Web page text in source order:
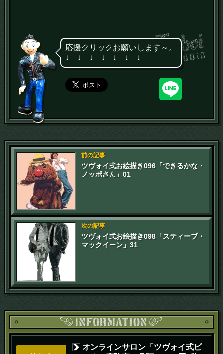
応援クリックお願いします～。
↓ ↓ ↓ ↓ ↓ ↓ ↓
前の記事
ツヴォイ式お絵描き096「できるかな・
ノッポさん」01
次の記事
ツヴォイ式お絵描き098「スティーブ・
マックイーン」31
オンラインサロン「ツヴォイ式ビ